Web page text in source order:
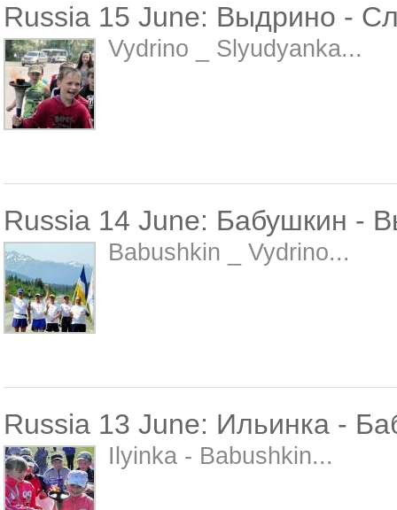
Russia 15 June: Выдрино -
Vydrino _ Slyudyanka...
Russia 14 June: Бабушкин -
Babushkin _ Vydrino...
Russia 13 June: Ильинка -
Ilyinka - Babushkin...